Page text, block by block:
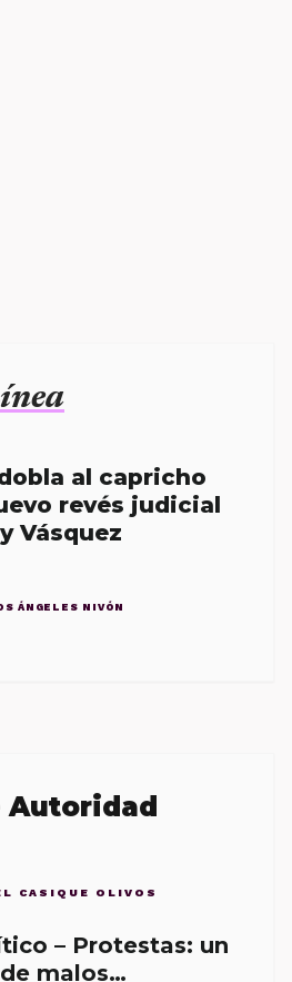
al capricho
revés judicial
Vásquez
ÁNGELES NIVÓN
Autoridad
CASIQUE OLIVOS
– Protestas: un
malos